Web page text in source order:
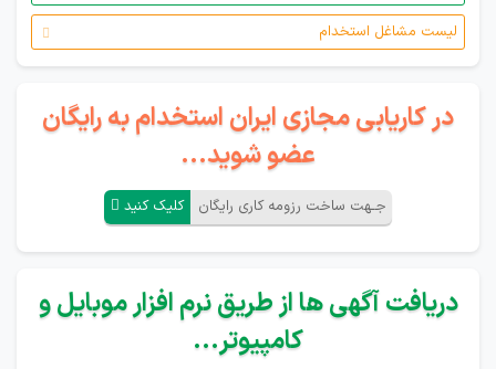
لیست مشاغل استخدام
در کاریابی مجازی ایران استخدام به رایگان
عضو شوید...
جـهت ساخت رزومه کاری رایگان کلیک کنید
دریافت آگهی ها از طریق نرم افزار موبایل و
کامپیوتر...